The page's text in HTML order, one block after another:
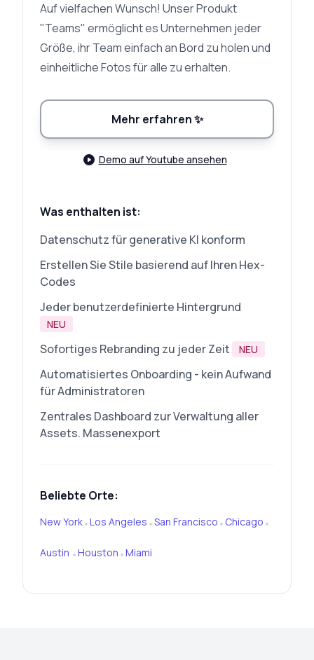
Auf vielfachen Wunsch! Unser Produkt
"Teams" ermöglicht es Unternehmen jeder
Größe, ihr Team einfach an Bord zu holen und
einheitliche Fotos für alle zu erhalten.
Mehr erfahren✨
Demo auf Youtube ansehen
Was enthalten ist:
Datenschutz für generative KI konform
Erstellen Sie Stile basierend auf Ihren Hex-
Codes
Jeder benutzerdefinierte Hintergrund
NEU
Sofortiges Rebranding zu jeder Zeit NEU
Automatisiertes Onboarding - kein Aufwand
für Administratoren
Zentrales Dashboard zur Verwaltung aller
Assets. Massenexport
Beliebte Orte:
New York•Los Angeles •San Francisco • Chicago •
Austin •Houston •Miami